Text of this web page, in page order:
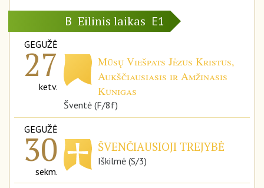
B Eilinis laikas E1
GEGUŽĖ
27
ketv.
Mūsų Viešpats Jėzus Kristus,
Aukščiausiasis ir Amžinasis
Kunigas
Šventė (F/8f)
GEGUŽĖ
30
sekm.
ŠVENČIAUSIOJI TREJYBĖ
Iškilmė (S/3)